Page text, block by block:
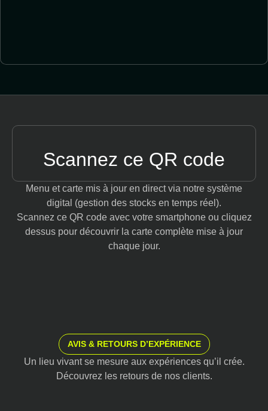
Scannez ce QR code
Menu et carte mis à jour en direct via notre système
digital (gestion des stocks en temps réel).
Scannez ce QR code avec votre smartphone ou cliquez
dessus pour découvrir la carte complète mise à jour
chaque jour.
AVIS & RETOURS D’EXPÉRIENCE
Un lieu vivant se mesure aux expériences qu’il crée.
Découvrez les retours de nos clients.